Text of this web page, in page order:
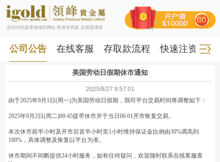
您访问的是香港地区网站 投资有风险 交易需谨慎
公司公告 在线客服 存取款流程 快速注资 快
美国劳动日假期休市通知
2025/8/27 9:57:01
由于2025年9月1日(周一)为美国劳动日假期，我司平台交易时间将调整如下：
2025年9月2日(周二)00:45提早休市并于当日06:01开市恢复交易。
本次休市前半小时及开市后首半小时至1小时维持保证金比例由30%调高到
100%，具体调整及恢复以平台为准。
休市期间不间断提供24小时服务，如有任何疑问，欢迎随时联系在线客服查